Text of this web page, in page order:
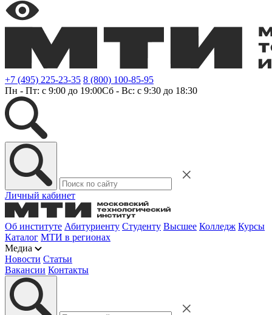
+7 (495) 225-23-35 8 (800) 100-85-95
Пн - Пт: с 9:00 до 19:00Сб - Вс: с 9:30 до 18:30
Личный кабинет
Об институте Абитуриенту Студенту Высшее Колледж Курсы
Каталог МТИ в регионах
Медиа
Новости Статьи
Вакансии Контакты